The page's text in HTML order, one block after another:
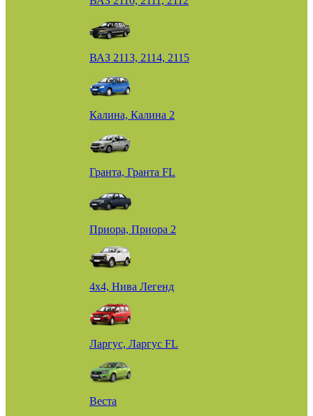
ВАЗ 2113, 2114, 2115
Калина, Калина 2
Гранта, Гранта FL
Приора, Приора 2
4х4, Нива Легенд
Ларгус, Ларгус FL
Веста